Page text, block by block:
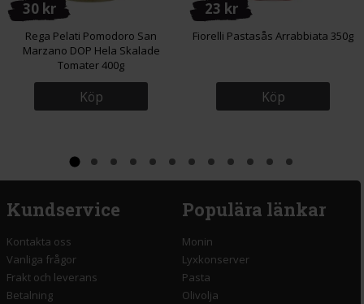
30 kr
Rega Pelati Pomodoro San
Marzano DOP Hela Skalade
Tomater 400g
Köp
23 kr
Fiorelli Pastasås Arrabbiata 350g
Köp
Kundservice
Kontakta oss
Vanliga frågor
Frakt och leverans
Betalning
Populära länkar
Monin
Lyxkonserver
Pasta
Olivolja